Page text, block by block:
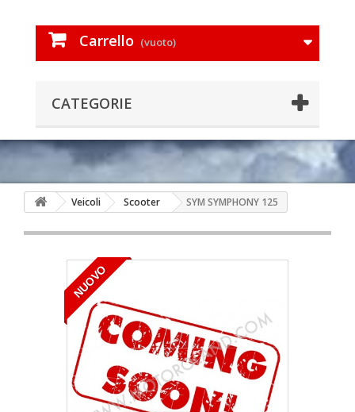
Carrello (vuoto)
CATEGORIE
Veicoli Scooter SYM SYMPHONY 125
NUOVO